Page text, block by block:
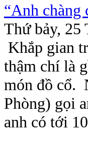
“Anh chàng
Thứ bảy, 25
Khắp gian
thậm chí là
món đồ cổ.
Phòng) gọi
anh có tới